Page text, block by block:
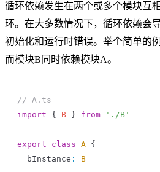
循环依赖发生在两个或多个模块互
环。在大多数情况下，循环依赖会
初始化和运行时错误。举个简单的
而模块B同时依赖模块A。
// A.ts
import { B } from './B'
export class A {
  bInstance
: B